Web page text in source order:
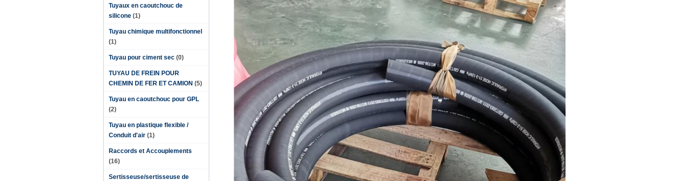
Tuyaux en caoutchouc de
silicone (1)
Tuyau chimique multifonctionnel
(1)
Tuyau pour ciment sec (0)
TUYAU DE FREIN POUR
CHEMIN DE FER ET CAMION (5)
Tuyau en caoutchouc pour GPL
(2)
Tuyau en plastique flexible /
Conduit d'air (1)
Raccords et Accouplements
(16)
Sertisseuse/sertisseuse de